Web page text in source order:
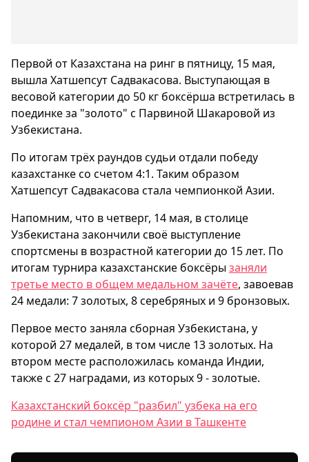
Первой от Казахстана на ринг в пятницу, 15 мая,
вышла Хатшепсут Садвакасова. Выступающая в
весовой категории до 50 кг боксёрша встретилась в
поединке за "золото" с Парвиной Шакаровой из
Узбекистана.
По итогам трёх раундов судьи отдали победу
казахстанке со счетом 4:1. Таким образом
Хатшепсут Садвакасова стала чемпионкой Азии.
Напомним, что в четверг, 14 мая, в столице
Узбекистана закончили своё выступление
спортсмены в возрастной категории до 15 лет. По
итогам турнира казахстанские боксёрызаняли
третье место в общем медальном зачёте, завоевав
24 медали: 7 золотых, 8 серебряных и 9 бронзовых.
Первое место заняла сборная Узбекистана, у
которой 27 медалей, в том числе 13 золотых. На
втором месте расположилась команда Индии,
также с 27 наградами, из которых 9 - золотые.
Казахстанский боксёр "разбил" узбека на его
родине и стал чемпионом Азии в Ташкенте